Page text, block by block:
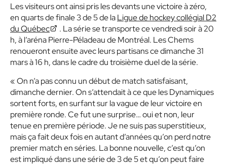
Les visiteurs ont ainsi pris les devants une victoire à zéro,
en quarts de finale 3 de 5 de laLigue de hockey collégial D2
du Québec
. La série se transporte ce vendredi soir à 20
h, à l’aréna Pierre-Péladeau de Montréal. Les Chems
renoueront ensuite avec leurs partisans ce dimanche 31
mars à 16 h, dans le cadre du troisième duel de la série.
« On n’a pas connu un début de match satisfaisant,
dimanche dernier. On s’attendait à ce que les Dynamiques
sortent forts, en surfant sur la vague de leur victoire en
première ronde. Ce fut une surprise… oui et non, leur
tenue en première période. Je ne suis pas superstitieux,
mais ça fait deux fois en autant d’années qu’on perd notre
premier match en séries. La bonne nouvelle, c’est qu’on
est impliqué dans une série de 3 de 5 et qu’on peut faire